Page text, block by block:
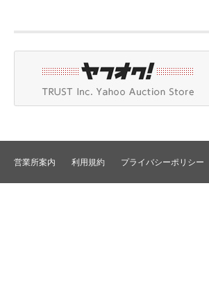
SD仕様VTR
HD仕様VTR
メモリーレコーダ/ディスクレコー
VTRインターフェース/アクセサリ
DLT/LTO
営業所案内 利用規約 プライバシーポリシー